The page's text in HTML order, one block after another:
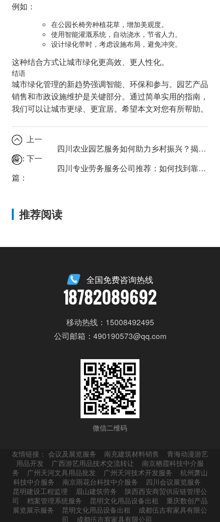
例如：
在公园长椅旁种植花草，增加美观度。
使用智能灌溉系统，自动浇水，节省人力。
设计绿化带时，考虑设施布局，避免冲突。
这种结合方式让城市绿化更高效、更人性化。
结语
城市绿化管理的新趋势强调智能、环保和参与。园艺产品
销售和市政设施维护是关键部分。通过简单实用的指南，
我们可以让城市更绿、更宜居。希望本文对您有所帮助。
上一
篇：
四川农业园艺服务如何助力乡村振兴？揭秘高效种植技术与市场前景
下一
篇：
四川专业劳务服务公司推荐：如何找到靠谱的合作伙伴？
推荐阅读
全国免费咨询热线
18782089692
移动热线：15008492495
公司邮箱：490190573@qq.com
微信二维码
友情链接：会议及展览服务 南充建筑材料销售
青海动漫游艺
用品开发
广西游艺用品技术交流转让
南京栖霞科技中介服
务
广州天河文具用品批发 广州天河技术开发服务
杭州萧山
科技中介服务
南京雨花台科技中介服务
四川会议展览服务
昆明建设工程监理
眉山建筑劳务
陕西西安商贸供应链管理公
司
档案管理系统服务 昆明文化用品设备出租
重庆数创产品
展览展示服务
昆明文化用品设备出租
成都伍吉宥家具有限公
司
成都伍吉宥家具有限公司